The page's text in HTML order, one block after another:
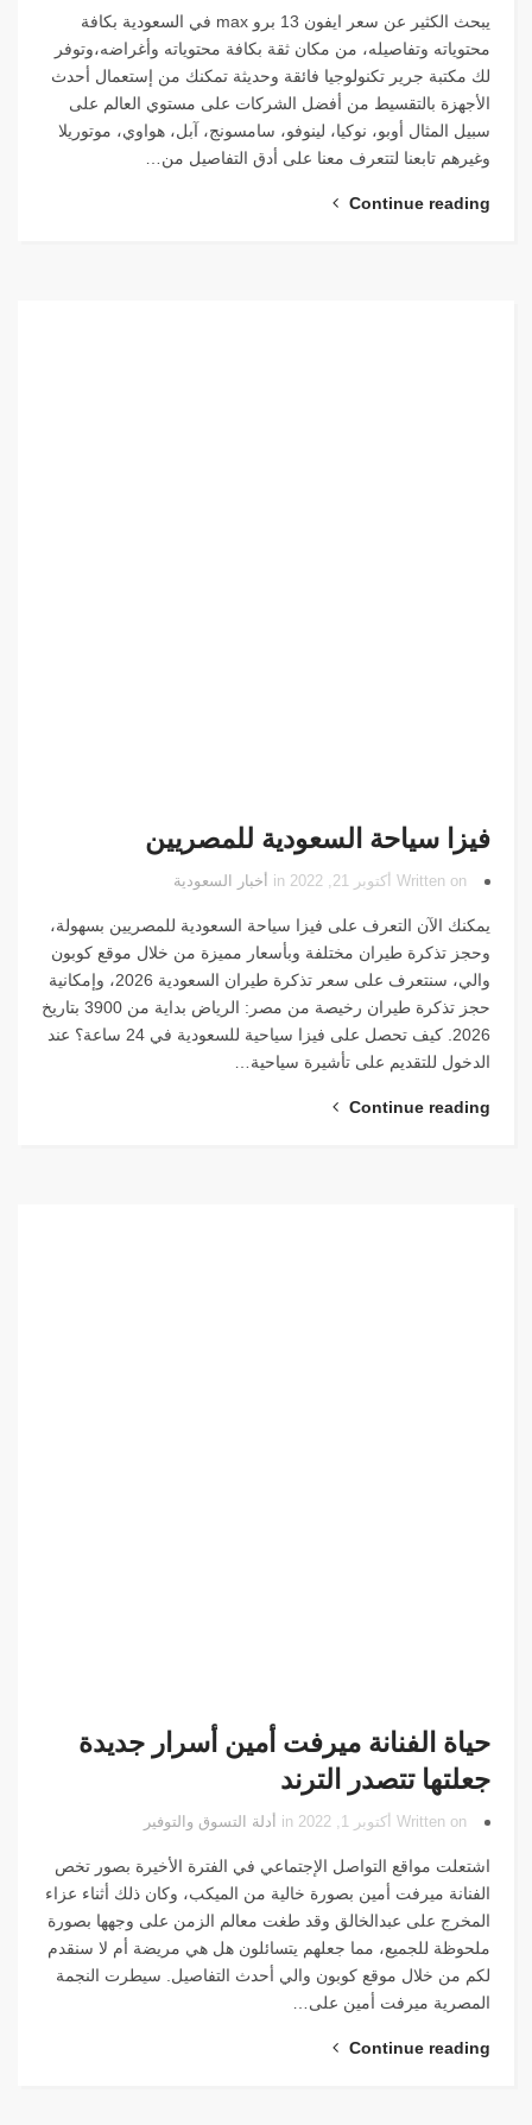
يبحث الكثير عن سعر ايفون 13 برو max في السعودية بكافة
محتوياته وتفاصيله، من مكان ثقة بكافة محتوياته وأغراضه،وتوفر
لك مكتبة جرير تكنولوجيا فائقة وحديثة تمكنك من إستعمال أحدث
الأجهزة بالتقسيط من أفضل الشركات على مستوي العالم على
سبيل المثال أوبو، نوكيا، لينوفو، سامسونج، آبل، هواوي، موتوريلا
وغيرهم تابعنا لتتعرف معنا على أدق التفاصيل من…
Continue reading
فيزا سياحة السعودية للمصريين
Written on أكتوبر 21, 2022 in أخبار السعودية
يمكنك الآن التعرف على فيزا سياحة السعودية للمصريين بسهولة،
وحجز تذكرة طيران مختلفة وبأسعار مميزة من خلال موقع كوبون
والي، سنتعرف على سعر تذكرة طيران السعودية 2026، وإمكانية
حجز تذكرة طيران رخيصة من مصر: الرياض بداية من 3900 بتاريخ
2026. كيف تحصل على فيزا سياحية للسعودية في 24 ساعة؟ عند
الدخول للتقديم على تأشيرة سياحية…
Continue reading
حياة الفنانة ميرفت أمين أسرار جديدة
جعلتها تتصدر الترند
Written on أكتوبر 1, 2022 in أدلة التسوق والتوفير
اشتعلت مواقع التواصل الإجتماعي في الفترة الأخيرة بصور تخص
الفنانة ميرفت أمين بصورة خالية من الميكب، وكان ذلك أثناء عزاء
المخرج على عبدالخالق وقد طغت معالم الزمن على وجهها بصورة
ملحوظة للجميع، مما جعلهم يتسائلون هل هي مريضة أم لا سنقدم
لكم من خلال موقع كوبون والي أحدث التفاصيل. سيطرت النجمة
المصرية ميرفت أمين على…
Continue reading